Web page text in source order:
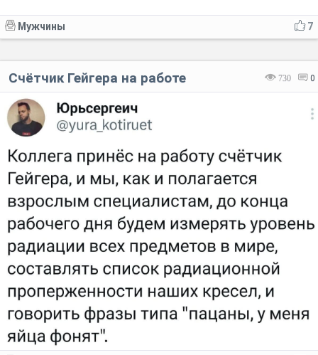
7
Мужчины
730 0
Счётчик Гейгера на работе